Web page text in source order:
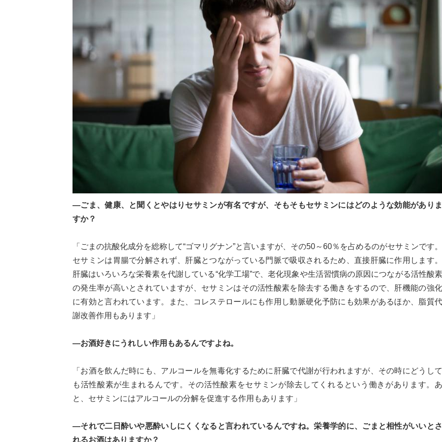
—ごま、健康、と聞くとやはりセサミンが有名ですが、そもそもセサミンにはどのような効能がありま
すか？
「ごまの抗酸化成分を総称して“ゴマリグナン”と言いますが、その50～60％を占めるのがセサミンです。
セサミンは胃腸で分解されず、肝臓とつながっている門脈で吸収されるため、直接肝臓に作用します。
肝臓はいろいろな栄養素を代謝している“化学工場”で、老化現象や生活習慣病の原因につながる活性酸素
の発生率が高いとされていますが、セサミンはその活性酸素を除去する働きをするので、肝機能の強化
に有効と言われています。また、コレステロールにも作用し動脈硬化予防にも効果があるほか、脂質代
謝改善作用もあります」
—お酒好きにうれしい作用もあるんですよね。
「お酒を飲んだ時にも、アルコールを無毒化するために肝臓で代謝が行われますが、その時にどうして
も活性酸素が生まれるんです。その活性酸素をセサミンが除去してくれるという働きがあります。あ
と、セサミンにはアルコールの分解を促進する作用もあります」
—それで二日酔いや悪酔いしにくくなると言われているんですね。栄養学的に、ごまと相性がいいとさ
れるお酒はありますか？